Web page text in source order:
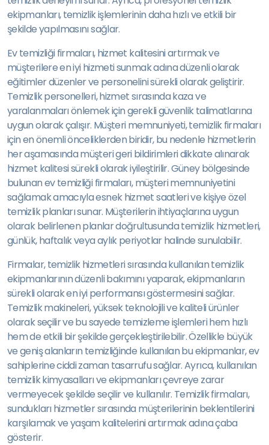
ekipmanları, temizlik işlemlerinin daha hızlı ve etkili bir
şekilde yapılmasını sağlar.
Ev temizliği firmaları, hizmet kalitesini artırmak ve
müşterilere en iyi hizmeti sunmak adına düzenli olarak
eğitimler düzenler ve personelini sürekli olarak geliştirir.
Temizlik personelleri, hizmet sırasında kaza ve
yaralanmaları önlemek için gerekli güvenlik talimatlarına
uygun olarak çalışır. Müşteri memnuniyeti, temizlik firmaları
için en önemli önceliklerden biridir, bu nedenle hizmetlerin
her aşamasında müşteri geri bildirimleri dikkate alınarak
hizmet kalitesi sürekli olarak iyileştirilir. Güney bölgesinde
bulunan ev temizliği firmaları, müşteri memnuniyetini
sağlamak amacıyla esnek hizmet saatleri ve kişiye özel
temizlik planları sunar. Müşterilerin ihtiyaçlarına uygun
olarak belirlenen planlar doğrultusunda temizlik hizmetleri,
günlük, haftalık veya aylık periyotlar halinde sunulabilir.
Firmalar, temizlik hizmetleri sırasında kullanılan temizlik
ekipmanlarının düzenli bakımını yaparak, ekipmanların
sürekli olarak en iyi performansı göstermesini sağlar.
Temizlik makineleri, yüksek teknolojili ve kaliteli ürünler
olarak seçilir ve bu sayede temizleme işlemleri hem hızlı
hem de etkili bir şekilde gerçekleştirilebilir. Özellikle büyük
ve geniş alanların temizliğinde kullanılan bu ekipmanlar, ev
sahiplerine ciddi zaman tasarrufu sağlar. Ayrıca, kullanılan
temizlik kimyasalları ve ekipmanları çevreye zarar
vermeyecek şekilde seçilir ve kullanılır. Temizlik firmaları,
sundukları hizmetler sırasında müşterilerinin beklentilerini
karşılamak ve yaşam kalitelerini artırmak adına çaba
gösterir.